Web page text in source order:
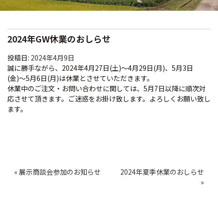
2024年GW休業のおしらせ
投稿日: 2024年4月9日
誠に勝手ながら、2024年4月27日(土)～4月29日(月)、5月3日
(金)〜5月6日(月)は休業とさせていただきます。
休業中のご注文・お問い合わせに関しては、5月7日以降に順次対
応させて頂きます。ご迷惑をお掛け致します。よろしくお願い致し
ます。
« 展示商談会参加のお知らせ
2024年夏季休業のおしらせ
»